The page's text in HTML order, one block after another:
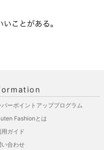
パーポイントアッププログラム
Fashionとは
用ガイド
い合わせ